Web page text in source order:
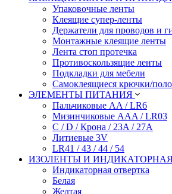
Упаковочные ленты
Клеящие супер-ленты
Держатели для проводов и
Монтажные клеящие ленты
Лента стоп протечка
Противоскользящие ленты
Подкладки для мебели
Самоклеящиеся крючки/
ЭЛЕМЕНТЫ ПИТАНИЯ
Пальчиковые AA / LR6
Мизинчиковые AAA / LR03
C / D / Крона / 23A / 27A
Литиевые 3V
LR41 / 43 / 44 / 54
ИЗОЛЕНТЫ И
Индикаторная отвертка
Белая
Желтая